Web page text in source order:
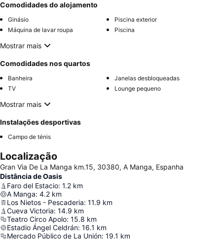
Comodidades do alojamento
Ginásio
Piscina exterior
Máquina de lavar roupa
Piscina
Mostrar mais
Comodidades nos quartos
Banheira
Janelas desbloqueadas
TV
Lounge pequeno
Mostrar mais
Instalações desportivas
Campo de ténis
Localização
Gran Via De La Manga km.15, 30380, A Manga, Espanha
Distância de Oasis
Faro del Estacio: 1.2 km
A Manga: 4.2 km
Los Nietos - Pescaderia: 11.9 km
Cueva Victoria: 14.9 km
Teatro Circo Apolo: 15.8 km
Estadio Ángel Celdrán: 16.1 km
Mercado Público de La Unión: 19.1 km